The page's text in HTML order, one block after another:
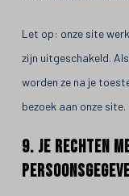
Let op: onze site
zijn uitgeschakeld.
worden ze na je
bezoek aan onze site.
9. Je rechten